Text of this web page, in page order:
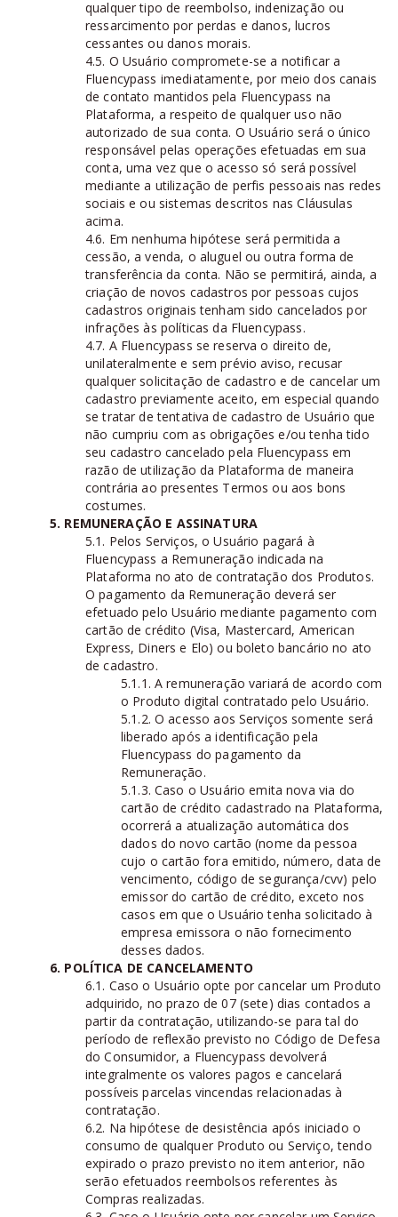
qualquer tipo de reembolso, indenização ou
ressarcimento por perdas e danos, lucros
cessantes ou danos morais.
4.5. O Usuário compromete-se a notificar a
Fluencypass imediatamente, por meio dos canais
de contato mantidos pela Fluencypass na
Plataforma, a respeito de qualquer uso não
autorizado de sua conta. O Usuário será o único
responsável pelas operações efetuadas em sua
conta, uma vez que o acesso só será possível
mediante a utilização de perfis pessoais nas redes
sociais e ou sistemas descritos nas Cláusulas
acima.
4.6. Em nenhuma hipótese será permitida a
cessão, a venda, o aluguel ou outra forma de
transferência da conta. Não se permitirá, ainda, a
criação de novos cadastros por pessoas cujos
cadastros originais tenham sido cancelados por
infrações às políticas da Fluencypass.
4.7. A Fluencypass se reserva o direito de,
unilateralmente e sem prévio aviso, recusar
qualquer solicitação de cadastro e de cancelar um
cadastro previamente aceito, em especial quando
se tratar de tentativa de cadastro de Usuário que
não cumpriu com as obrigações e/ou tenha tido
seu cadastro cancelado pela Fluencypass em
razão de utilização da Plataforma de maneira
contrária ao presentes Termos ou aos bons
costumes.
5. REMUNERAÇÃO E ASSINATURA
5.1. Pelos Serviços, o Usuário pagará à
Fluencypass a Remuneração indicada na
Plataforma no ato de contratação dos Produtos.
O pagamento da Remuneração deverá ser
efetuado pelo Usuário mediante pagamento com
cartão de crédito (Visa, Mastercard, American
Express, Diners e Elo) ou boleto bancário no ato
de cadastro.
5.1.1. A remuneração variará de acordo com
o Produto digital contratado pelo Usuário.
5.1.2. O acesso aos Serviços somente será
liberado após a identificação pela
Fluencypass do pagamento da
Remuneração.
5.1.3. Caso o Usuário emita nova via do
cartão de crédito cadastrado na Plataforma,
ocorrerá a atualização automática dos
dados do novo cartão (nome da pessoa
cujo o cartão fora emitido, número, data de
vencimento, código de segurança/cvv) pelo
emissor do cartão de crédito, exceto nos
casos em que o Usuário tenha solicitado à
empresa emissora o não fornecimento
desses dados.
6. POLÍTICA DE CANCELAMENTO
6.1. Caso o Usuário opte por cancelar um Produto
adquirido, no prazo de 07 (sete) dias contados a
partir da contratação, utilizando-se para tal do
período de reflexão previsto no Código de Defesa
do Consumidor, a Fluencypass devolverá
integralmente os valores pagos e cancelará
possíveis parcelas vincendas relacionadas à
contratação.
6.2. Na hipótese de desistência após iniciado o
consumo de qualquer Produto ou Serviço, tendo
expirado o prazo previsto no item anterior, não
serão efetuados reembolsos referentes às
Compras realizadas.